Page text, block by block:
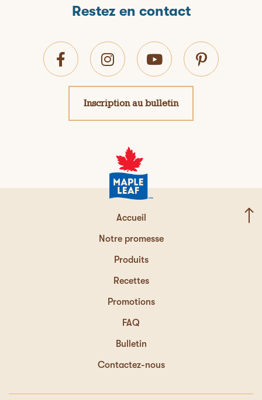
Restez en contact
Inscription au bulletin
Accueil
Notre promesse
Produits
Recettes
Promotions
FAQ
Bulletin
Contactez-nous